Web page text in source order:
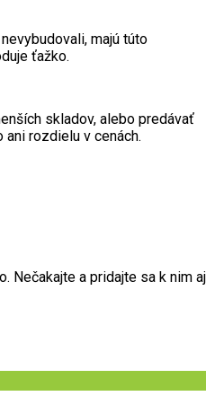
majú túto
ťažko.
skladov, alebo predávať
rozdielu v cenách.
Nečakajte a pridajte sa k nim aj